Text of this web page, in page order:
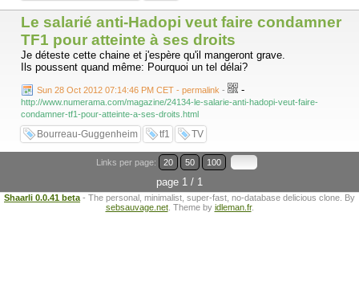
Le salarié anti-Hadopi veut faire condamner
TF1 pour atteinte à ses droits
Je déteste cette chaine et j'espère qu'il mangeront grave.
Ils poussent quand même: Pourquoi un tel délai?
Sun 28 Oct 2012 07:14:46 PM CET - permalink - -
http://www.numerama.com/magazine/24134-le-salarie-anti-hadopi-veut-faire-
condamner-tf1-pour-atteinte-a-ses-droits.html
Bourreau-Guggenheim tf1 TV
Links per page: 20 50 100
page 1 / 1
Shaarli 0.0.41 beta - The personal, minimalist, super-fast, no-database delicious clone. By
sebsauvage.net. Theme by idleman.fr.